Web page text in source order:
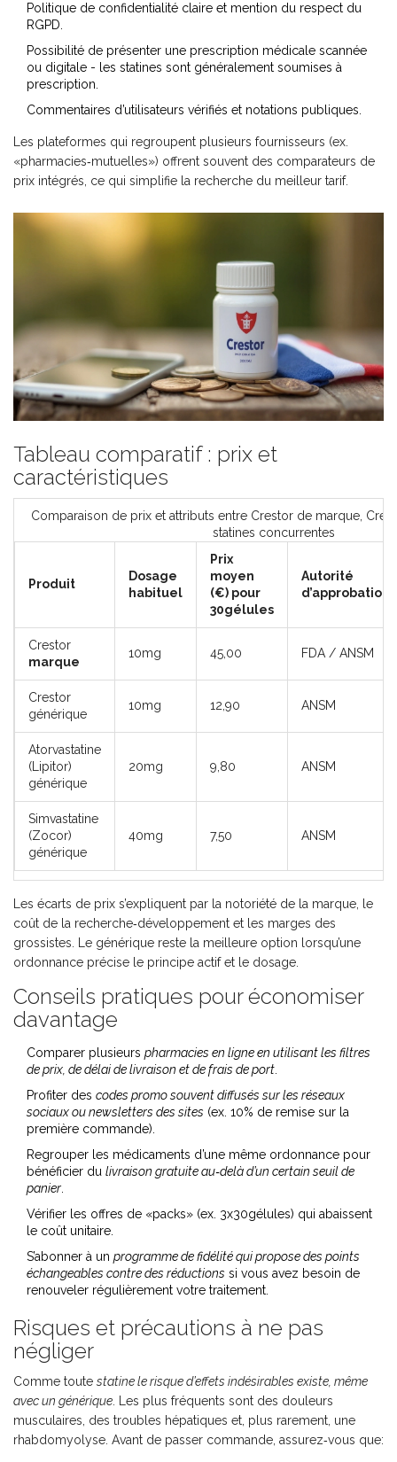
Politique de confidentialité claire et mention du respect du
RGPD.
Possibilité de présenter une prescription médicale scannée
ou digitale - les statines sont généralement soumises à
prescription.
Commentaires d’utilisateurs vérifiés et notations publiques.
Les plateformes qui regroupent plusieurs fournisseurs (ex.
«pharmacies‑mutuelles») offrent souvent des comparateurs de
prix intégrés, ce qui simplifie la recherche du meilleur tarif.
Tableau comparatif : prix et
caractéristiques
Comparaison de prix et attributs entre Crestor de marque,
statines concurrentes
Produit
Dosage
habituel
Prix
moyen
(€) pour
30gélules
Autorité
d’approbation
Crestor
marque
10mg 45,00 FDA / ANSM
Crestor
générique
10mg 12,90 ANSM
Atorvastatine
(Lipitor)
générique
20mg 9,80 ANSM
Simvastatine
(Zocor)
générique
40mg 7,50 ANSM
Les écarts de prix s’expliquent par la notoriété de la marque, le
coût de la recherche‑développement et les marges des
grossistes. Le générique reste la meilleure option lorsqu’une
ordonnance précise le principe actif et le dosage.
Conseils pratiques pour économiser
davantage
Comparer plusieurs pharmacies en ligneen utilisant les filtres
de prix, de délai de livraison et de frais de port.
Profiter des codes promosouvent diffusés sur les réseaux
sociaux ou newsletters des sites (ex. 10% de remise sur la
première commande).
Regrouper les médicaments d’une même ordonnance pour
bénéficier du livraison gratuiteau‑delà d’un certain seuil de
panier.
Vérifier les offres de «packs» (ex. 3x30gélules) qui abaissent
le coût unitaire.
S’abonner à un programme de fidélitéqui propose des points
échangeables contre des réductions si vous avez besoin de
renouveler régulièrement votre traitement.
Risques et précautions à ne pas
négliger
Comme toute statinele risque d’effets indésirables existe, même
avec un générique. Les plus fréquents sont des douleurs
musculaires, des troubles hépatiques et, plus rarement, une
rhabdomyolyse. Avant de passer commande, assurez‑vous que: